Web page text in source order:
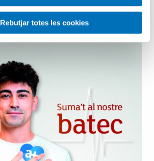
Rebutjar totes les cookies